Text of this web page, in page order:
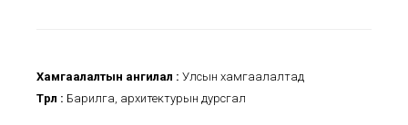
Хамгаалалтын ангилал : Улсын хамгаалалтад
Төрөл : Барилга, архитектурын дурсгал